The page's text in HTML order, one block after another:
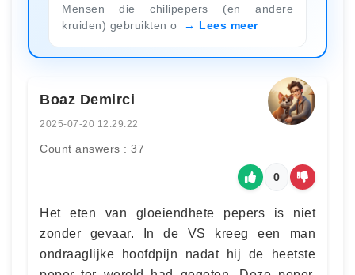
Mensen die chilipepers (en andere
kruiden) gebruikten o
Lees meer
Boaz Demirci
2025-07-20 12:29:22
Count answers : 37
0
Het eten van gloeiendhete pepers is niet
zonder gevaar. In de VS kreeg een man
ondraaglijke hoofdpijn nadat hij de heetste